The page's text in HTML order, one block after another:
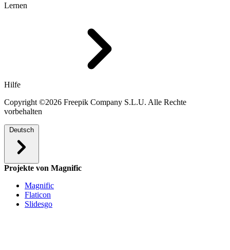
Lernen
Hilfe
Copyright ©2026 Freepik Company S.L.U. Alle Rechte
vorbehalten
Deutsch
Projekte von Magnific
Magnific
Flaticon
Slidesgo